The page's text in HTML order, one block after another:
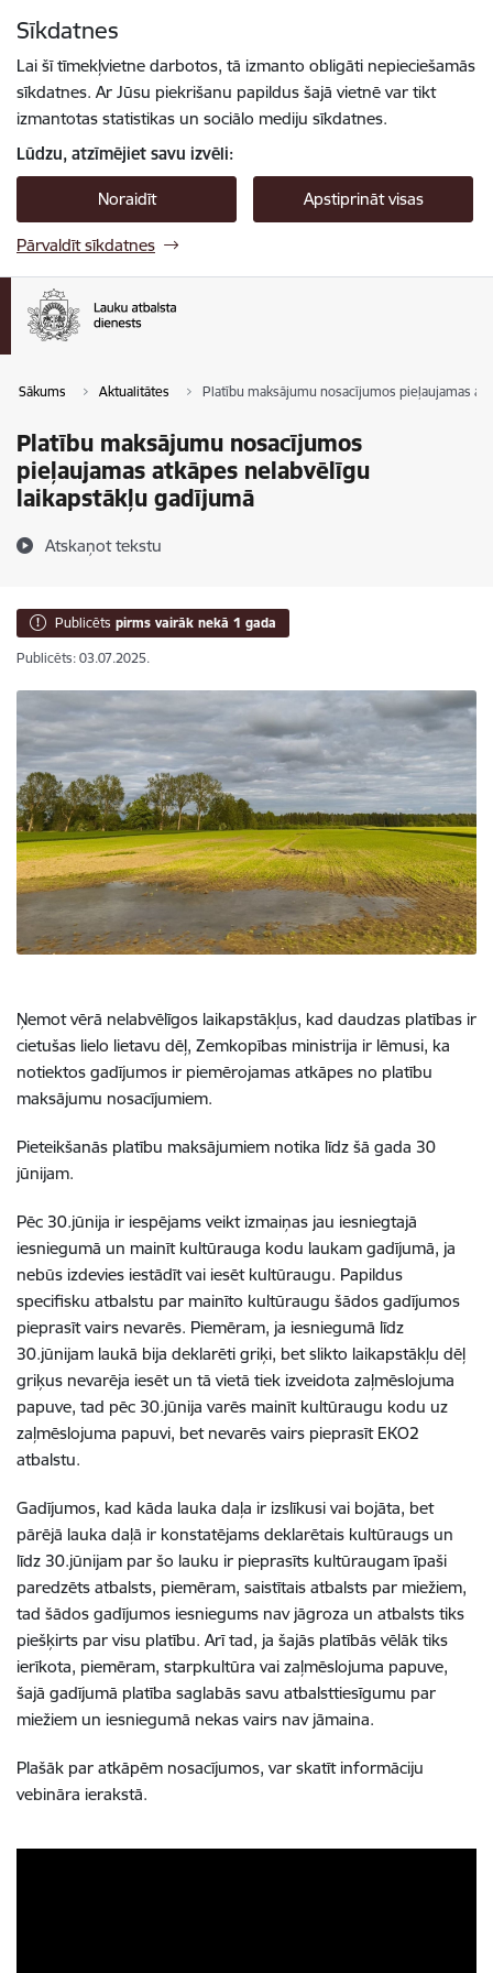
Sīkdatnes
Lai šī tīmekļvietne darbotos, tā izmanto obligāti nepieciešamās
sīkdatnes. Ar Jūsu piekrišanu papildus šajā vietnē var tikt
izmantotas statistikas un sociālo mediju sīkdatnes.
Lūdzu, atzīmējiet savu izvēli:
Noraidīt Apstiprināt visas
Pārvaldīt sīkdatnes
Sākums Aktualitātes Platību maksājumu nosacījumos pieļaujamas
Platību maksājumu nosacījumos
pieļaujamas atkāpes nelabvēlīgu
laikapstākļu gadījumā
Atskaņot tekstu
Publicēts pirms vairāk nekā 1 gada
Publicēts: 03.07.2025.
Ņemot vērā nelabvēlīgos laikapstākļus, kad daudzas platības ir
cietušas lielo lietavu dēļ, Zemkopības ministrija ir lēmusi, ka
notiektos gadījumos ir piemērojamas atkāpes no platību
maksājumu nosacījumiem.
Pieteikšanās platību maksājumiem notika līdz šā gada 30
jūnijam.
Pēc 30.jūnija ir iespējams veikt izmaiņas jau iesniegtajā
iesniegumā un mainīt kultūrauga kodu laukam gadījumā, ja
nebūs izdevies iestādīt vai iesēt kultūraugu. Papildus
specifisku atbalstu par mainīto kultūraugu šādos gadījumos
pieprasīt vairs nevarēs. Piemēram, ja iesniegumā līdz
30.jūnijam laukā bija deklarēti griķi, bet slikto laikapstākļu dēļ
griķus nevarēja iesēt un tā vietā tiek izveidota zaļmēslojuma
papuve, tad pēc 30.jūnija varēs mainīt kultūraugu kodu uz
zaļmēslojuma papuvi, bet nevarēs vairs pieprasīt EKO2
atbalstu.
Gadījumos, kad kāda lauka daļa ir izslīkusi vai bojāta, bet
pārējā lauka daļā ir konstatējams deklarētais kultūraugs un
līdz 30.jūnijam par šo lauku ir pieprasīts kultūraugam īpaši
paredzēts atbalsts, piemēram, saistītais atbalsts par miežiem,
tad šādos gadījumos iesniegums nav jāgroza un atbalsts tiks
piešķirts par visu platību. Arī tad, ja šajās platībās vēlāk tiks
ierīkota, piemēram, starpkultūra vai zaļmēslojuma papuve,
šajā gadījumā platība saglabās savu atbalsttiesīgumu par
miežiem un iesniegumā nekas vairs nav jāmaina.
Plašāk par atkāpēm nosacījumos, var skatīt informāciju
vebināra ierakstā.